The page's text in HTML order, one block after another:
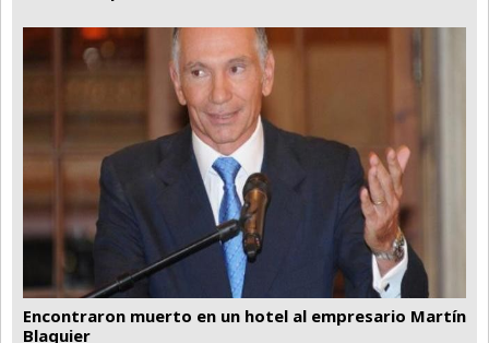
Encontraron muerto en un hotel al empresario Martín
Blaquier